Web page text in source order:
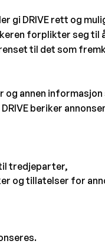
gi DRIVE rett og
forplikter seg til
til det som
annen informasjon
beriker
tredjeparter,
og tillatelser for